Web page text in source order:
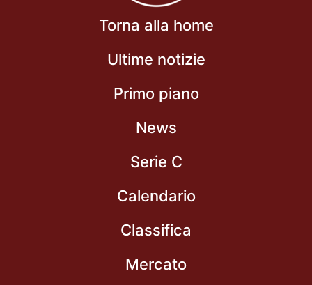
Torna alla home
Ultime notizie
Primo piano
News
Serie C
Calendario
Classifica
Mercato